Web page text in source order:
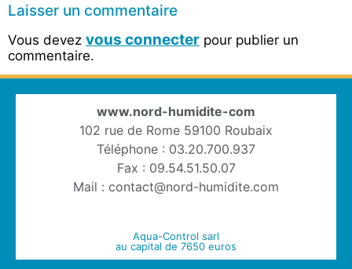
Laisser un commentaire
Vous devez vous connecter pour publier un
commentaire.
www.nord-humidite-com
102 rue de Rome 59100 Roubaix
Téléphone : 03.20.700.937
Fax : 09.54.51.50.07
Mail : contact@nord-humidite.com
Aqua-Control sarl
au capital de 7650 euros